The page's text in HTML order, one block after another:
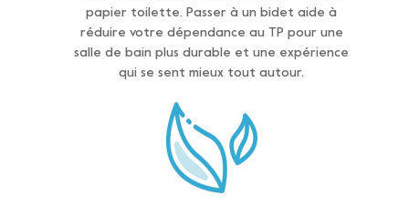
papier toilette. Passer à un bidet aide à
réduire votre dépendance au TP pour une
salle de bain plus durable et une expérience
qui se sent mieux tout autour.